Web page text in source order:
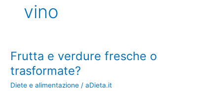
vino
Frutta e verdure fresche o
trasformate?
Diete e alimentazione /aDieta.it
Frutta
verdure
fresche